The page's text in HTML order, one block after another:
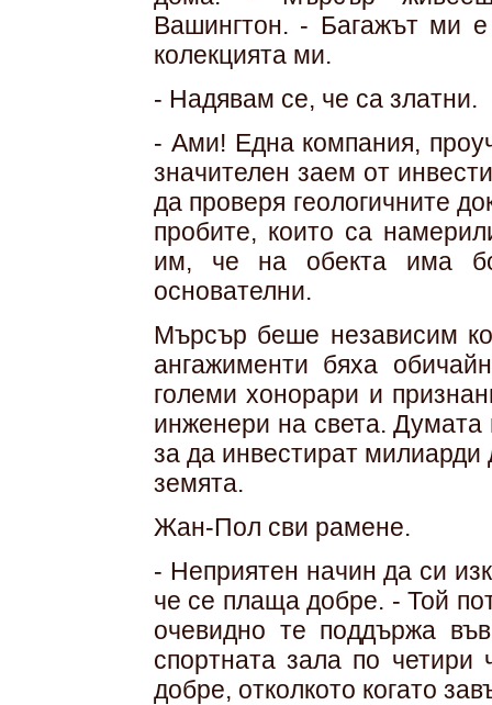
Вашингтон. - Багажът ми
колекцията ми.
- Надявам се, че са златни.
- Ами! Една компания,
значителен заем от
да проверя геологичните
пробите, които са
им, че на обекта има
основателни.
Мърсър беше независим
ангажименти бяха
големи хонорари и
инженери на света.
за да инвестират
земята.
Жан-Пол сви рамене.
- Неприятен начин да си
че се плаща добре. - Той
очевидно те поддържа
спортната зала по
добре, отколкото когато